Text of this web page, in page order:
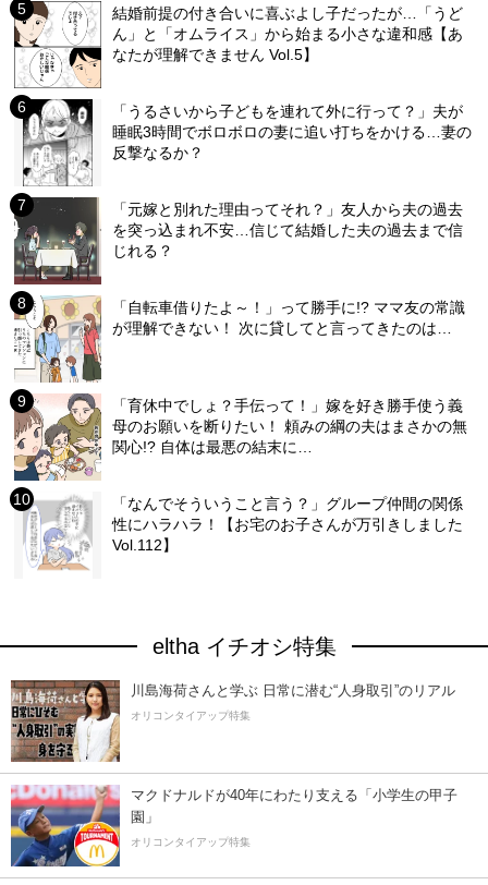
結婚前提の付き合いに喜ぶよし子だったが…「うど
ん」と「オムライス」から始まる小さな違和感【あ
なたが理解できません Vol.5】
「うるさいから子どもを連れて外に行って？」夫が
睡眠3時間でボロボロの妻に追い打ちをかける…妻の
反撃なるか？
「元嫁と別れた理由ってそれ？」友人から夫の過去
を突っ込まれ不安…信じて結婚した夫の過去まで信
じれる？
「自転車借りたよ～！」って勝手に!? ママ友の常識
が理解できない！ 次に貸してと言ってきたのは…
「育休中でしょ？手伝って！」嫁を好き勝手使う義
母のお願いを断りたい！ 頼みの綱の夫はまさかの無
関心!? 自体は最悪の結末に…
「なんでそういうこと言う？」グループ仲間の関係
性にハラハラ！【お宅のお子さんが万引きしました
Vol.112】
eltha イチオシ特集
川島海荷さんと学ぶ 日常に潜む“人身取引”のリアル
オリコンタイアップ特集
マクドナルドが40年にわたり支える「小学生の甲子
園」
オリコンタイアップ特集